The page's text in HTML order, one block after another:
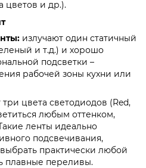
цветов и др.).
излучают один статичный
и т.д.) и хорошо
подсветки –
рабочей зоны кухни или
цвета светодиодов (Red,
любым оттенком,
ленты идеально
подсвечивания,
практически любой
плавные переливы.